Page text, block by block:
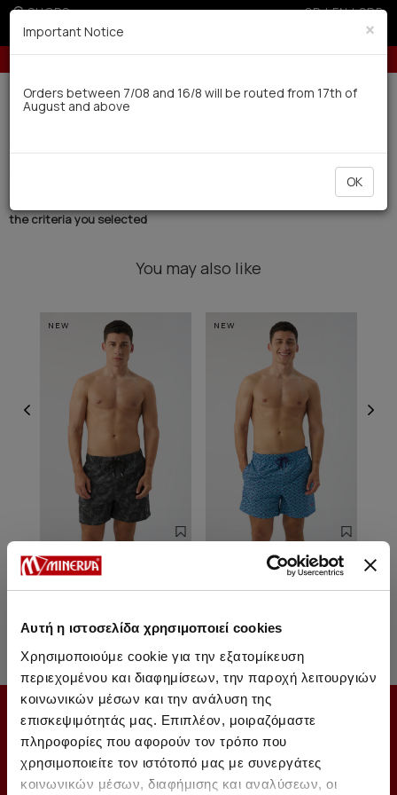
Αυτή η ιστοσελίδα χρησιμοποιεί cookies
Χρησιμοποιούμε cookie για την εξατομίκευση
περιεχομένου και διαφημίσεων, την παροχή λειτουργιών
κοινωνικών μέσων και την ανάλυση της
επισκεψιμότητάς μας. Επιπλέον, μοιραζόμαστε
πληροφορίες που αφορούν τον τρόπο που
χρησιμοποιείτε τον ιστότοπό μας με συνεργάτες
κοινωνικών μέσων, διαφήμισης και αναλύσεων, οι
SHOPS GR|EN|SRB
5% off for orders over 250€ for EU & 300€ for non EU (sale season)
Delivery in 7-9 working days via UPS
Filter
No products were found with
the criteria you selected
You may also like
NEW
Printed Men's Soft Swim
Shorts
NEW
Printed Men's Soft Swim
Shorts
SUBSCRIBE TO OUR NEWSLETTER
×
Important Notice
Orders between 7/08 and 16/8 will be routed from 17th of
August and above
OK